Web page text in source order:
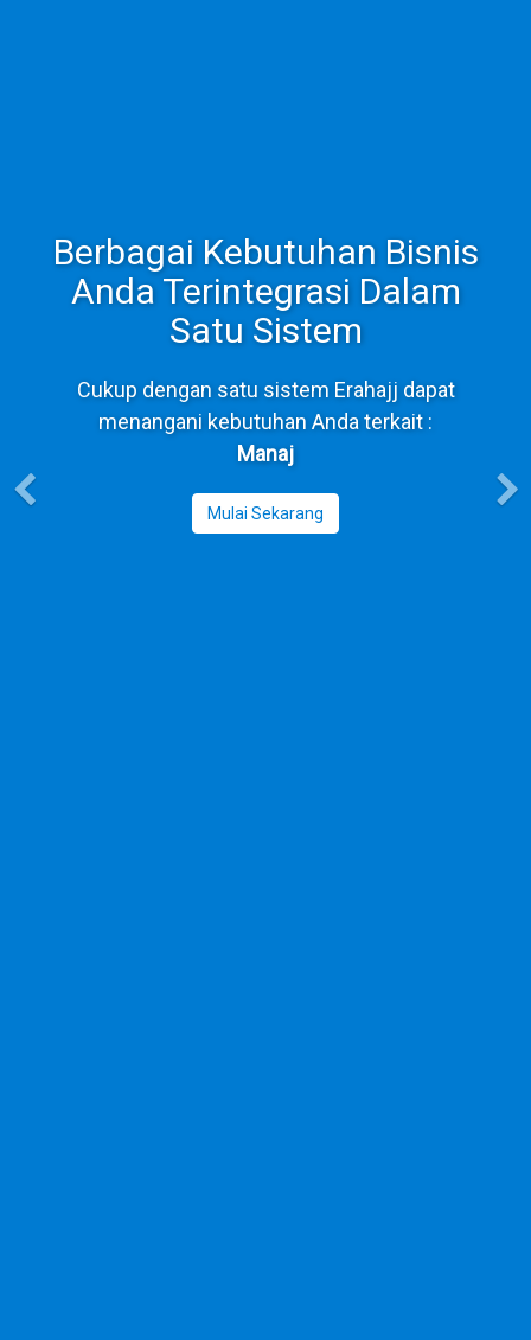
Berbagai Kebutuhan Bisnis
Anda Terintegrasi Dalam
Satu Sistem
Cukup dengan satu sistem Erahajj dapat
menangani kebutuhan Andaterkait :
Manajemen Operasional
Mulai Sekarang